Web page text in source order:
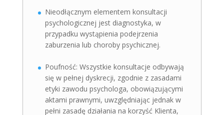
Nieodłącznym elementem konsultacji
psychologicznej jest diagnostyka, w
przypadku wystąpienia podejrzenia
zaburzenia lub choroby psychicznej.
Poufność: Wszystkie konsultacje odbywają
się w pełnej dyskrecji, zgodnie z zasadami
etyki zawodu psychologa, obowiązującymi
aktami prawnymi, uwzględniając jednak w
pełni zasadę działania na korzyść Klienta,